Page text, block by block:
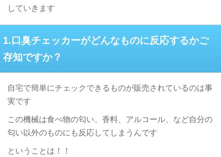
していきます
1.口臭チェッカーがどんなものに反応するかご
存知ですか？
自宅で簡単にチェックできるものが販売されているのは事
実です
この機械は食べ物の匂い、香料、アルコール、など自分の
匂い以外のものにも反応してしまうんです
ということは！！